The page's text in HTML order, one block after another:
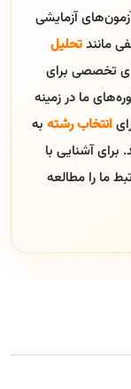
آزمایشی
مانندتحلیل
تخصصی برای
ما در زمینه
انتخاب رشته به
آشنایی با
ما را مطالعه